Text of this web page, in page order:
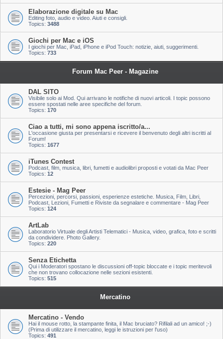
Elaborazione digitale su Mac
Editing foto, audio e video. Aiuti e consigli.
Topics: 3488
Giochi per Mac e iOS
I giochi per Mac, iPad, iPhone e iPod Touch: notizie, aiuti, suggerimenti.
Topics: 733
Forum Mac Peer - Magazine
DAL SITO
Visibile solo ai Mod. Qui arrivano le notifiche di nuovi articoli. I topic possono
essere spostati nelle aree specifiche del forum.
Topics: 170
Ciao a tutti, mi sono appena iscritto/a...
L'occasione giusta per presentarsi e ricevere il benvenuto degli altri iscritti al
Forum!
Topics: 1677
iTunes Contest
Podcast, film, musica, libri, fumetti e audiolibri proposti e votati da Mac Peer
Topics: 12
Estesie - Mag Peer
Percezioni, percorsi, passioni, esperienze estetiche. Musica, Film, Libri,
Podcast, Lezioni, Fumetti e Riviste da segnalare e commentare - Mag Peer
Topics: 124
ArtLab
Laboratorio Virtuale degli Artisti Telematici - Musica, video, grafica, foto e scritti
da condividere. Photo Gallery.
Topics: 220
Senza Etichetta
Qui i Moderatori spostano le discussioni off-topic bloccate e i topic meritevoli
che non trovano collocazione nelle sezioni esistenti.
Topics: 515
Mercatino
Mercatino - Vendo
Hai il mouse rotto, la stampante finita, il Mac bruciato? Rifilali ad un amico! ;-)
(Prima di utilizzare il mercatino, leggi le istruzioni per l'uso)
Topics: 491